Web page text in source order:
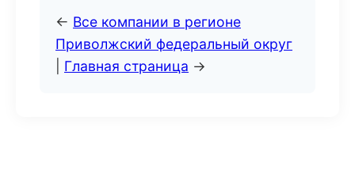
← Все компании в регионе
Приволжский федеральный округ
Главная страница →